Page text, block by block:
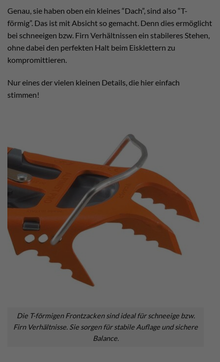
Genau, sie haben oben ein kleines “Dach”, sind also “T-
förmig”. Das ist mit Absicht so gemacht. Denn dies ermöglicht
bei schneeigen bzw. Firn Verhältnissen ein stabileres Stehen,
ohne dabei den perfekten Halt beim Eisklettern zu
kompromittieren.
Nur eines der vielen kleinen Details, die hier einfach
stimmen!
Die T-förmigen Frontzacken sind ideal für schneeige bzw.
Firn Verhältnisse. Sie sorgen für stabile Auflage und sichere
Balance.